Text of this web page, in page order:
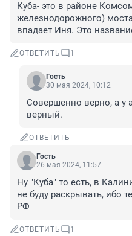
Куба- это в районе
железнодорожного)
впадает Иня. Это
ОТВЕТИТЬ 1
Гость
30 мая 2024, 10:12
Совершенно верно, а у
верный.
ОТВЕТИТЬ
Гость
26 мая 2024, 11:57
Ну "Куба" то есть, в
не буду раскрывать, ибо
РФ
ОТВЕТИТЬ 1